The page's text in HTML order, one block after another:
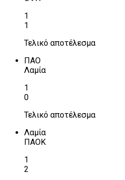
1
1
Τελικό αποτέλεσμα
ΠΑΟ
Λαμία
1
0
Τελικό αποτέλεσμα
Λαμία
ΠΑΟΚ
1
2